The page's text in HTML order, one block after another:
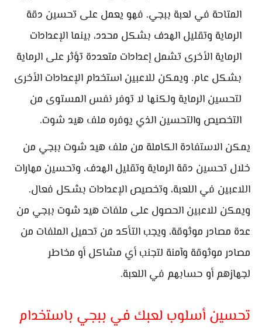
المتاحة في لعبة ببجي. فهو يعمل على تحسين دقة
الرماية وتقليل الهدف بشكل محدد، بينما الإعدادات
الرماية الأخرى تشمل إعدادات متعددة تؤثر على الرماية
بشكل عام. ويمكن للاعبين استخدام الإعدادات الأخرى
لتحسين الرماية ولكنها لا توفر نفس المستوى من
التخصيص والتحسين الذي يوفره ملف هيد شوت.
يمكن الاستفادة الكاملة من ملف هيد شوت ببجي من
خلال تحسين دقة الرماية وتقليل الهدف، وتحسين مهارات
اللاعبين في اللعبة، وتخصيص الإعدادات بشكل فعال.
ويمكن للاعبين الحصول على ملفات هيد شوت ببجي من
عدة مصادر موثوقة، ويجب التأكد من تحميل الملفات من
مصادر موثوقة وآمنة لتجنب أي مشاكل أو مخاطر
لجهازهم أو حسابهم في اللعبة.
تحسين أسلوب لعبك في ببجي باستخدام